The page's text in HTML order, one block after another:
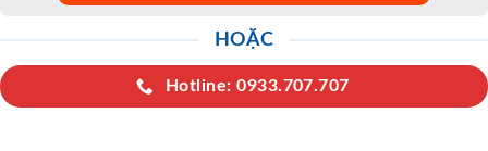
HOẶC
Hotline: 0933.707.707